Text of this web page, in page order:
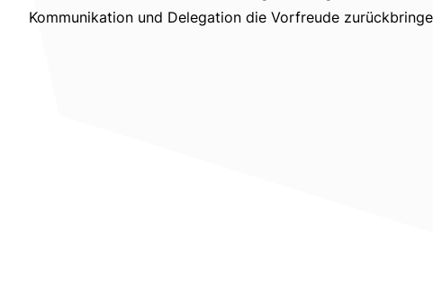
Kommunikation und Delegation die Vorfreude